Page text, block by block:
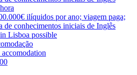
ilíquidos por ano; viagem paga;
de conhecimentos iniciais de Inglês
Lisboa possible